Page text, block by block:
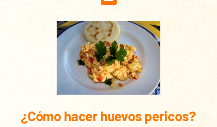
¿Cómo hacer huevos pericos?